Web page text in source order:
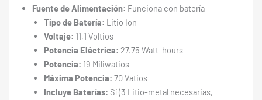
Fuente de Alimentación: Funciona con batería
Tipo de Batería: Litio Ion
Voltaje: 11,1 Voltios
Potencia Eléctrica: 27.75 Watt-hours
Potencia: 19 Miliwatios
Máxima Potencia: 70 Vatios
Incluye Baterías: Sí (3 Litio-metal necesarias,